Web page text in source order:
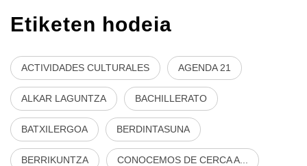
Etiketen hodeia
ACTIVIDADES CULTURALES AGENDA 21
ALKAR LAGUNTZA BACHILLERATO
BATXILERGOA BERDINTASUNA
BERRIKUNTZA CONOCEMOS DE CERCA A...